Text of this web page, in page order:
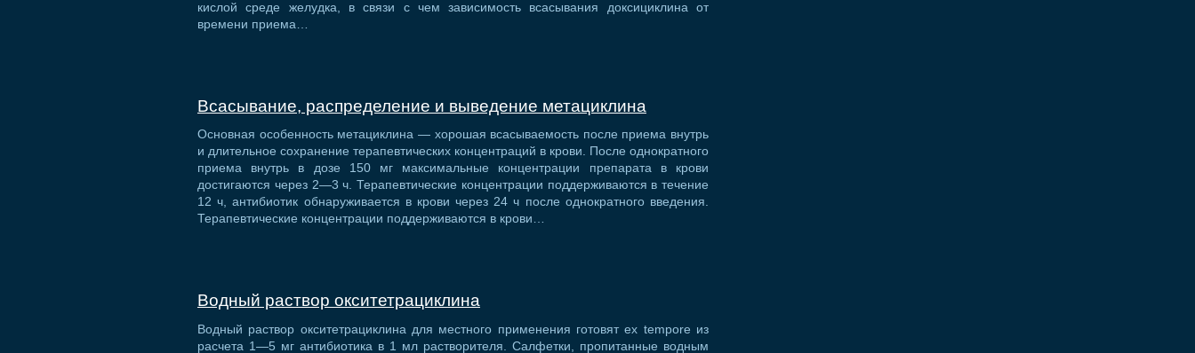
кислой среде желудка, в связи с чем зависимость всасывания доксициклина от
времени приема…
Всасывание, распределение и выведение метациклина
Основная особенность метациклина — хорошая всасываемость после приема внутрь
и длительное сохранение терапевтических концентраций в крови. После однократного
приема внутрь в дозе 150 мг максимальные концентрации препарата в крови
достигаются через 2—3 ч. Терапевтические концентрации поддерживаются в течение
12 ч, антибиотик обнаруживается в крови через 24 ч после однократного введения.
Терапевтические концентрации поддерживаются в крови…
Водный раствор окситетрациклина
Водный раствор окситетрациклина для местного применения готовят ex tempore из
расчета 1—5 мг антибиотика в 1 мл растворителя. Салфетки, пропитанные водным